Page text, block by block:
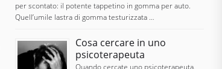
per scontato: il potente tappetino in gomma per auto.
Quell’umile lastra di gomma testurizzata …
Cosa cercare in uno
psicoterapeuta
Quando cercate uno psicoterapeuta,